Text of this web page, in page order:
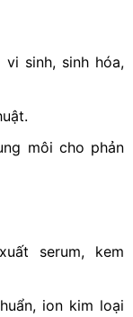
sinh, sinh hóa,
môi cho phản
serum, kem
ion kim loại